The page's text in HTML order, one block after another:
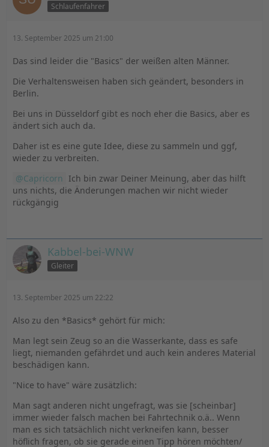
Schlaufenfahrer
13. September 2025 um 21:00
Das sind leider die "Basics" der weißen alten Männer.
Die Verhaltensweisen haben sich geändert, besonders in
Berlin.
Bei uns in Düsseldorf gibt es noch eher die Basics, aber es
ändert sich auch da.
Daher ist es eine gute Idee, diese zu sammeln und ggf,
wieder zu verbreiten.
Capricorn
Ich bin zwar Deiner Meinung, aber das hilft
uns nichts, die Änderungen machen wir nicht wieder
rückgängig
Kabbel-bei-WNW
Gleiter
13. September 2025 um 22:22
Also zu den *Basics* gehört für mich:
Man legt sein Zeug so an die Wasserkante, dass es safe
liegt, niemanden gefährdet und auch kein anderes Material
beschädigen kann.
"Nice to have" wäre zusätzlich:
Man sagt anderen nicht ungefragt, was sie [scheinbar]
immer wieder falsch machen bei Fahrtechnik o.ä.. Wenn
man es sich tatsächlich nicht verkneifen kann, besser
höflich fragen, ob sie gerade einen Tipp hören möchten/